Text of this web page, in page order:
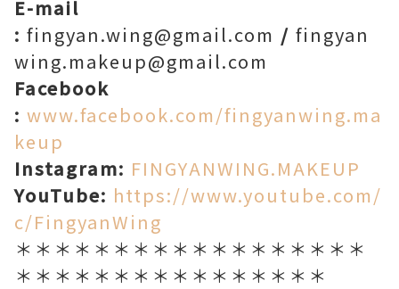
E-mail
: fingyan.wing@gmail.com / fingyan
wing.makeup@gmail.com
Facebook
: www.facebook.com/fingyanwing.ma
keup
Instagram: FINGYANWING.MAKEUP
YouTube: https://www.youtube.com/
c/FingyanWing
＊＊＊＊＊＊＊＊＊＊＊＊＊＊＊＊＊＊
＊＊＊＊＊＊＊＊＊＊＊＊＊＊＊＊